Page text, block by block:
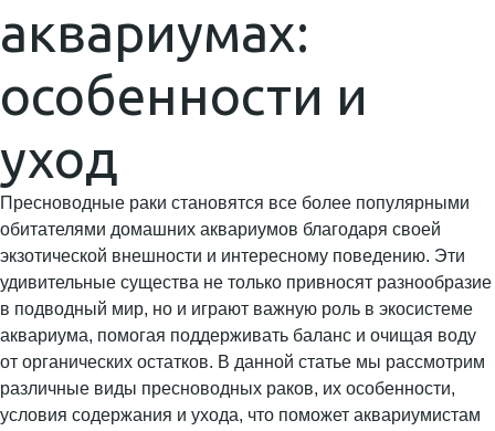
аквариумах:
особенности и
уход
Пресноводные раки становятся все более популярными
обитателями домашних аквариумов благодаря своей
экзотической внешности и интересному поведению. Эти
удивительные существа не только привносят разнообразие
в подводный мир, но и играют важную роль в экосистеме
аквариума, помогая поддерживать баланс и очищая воду
от органических остатков. В данной статье мы рассмотрим
различные виды пресноводных раков, их особенности,
условия содержания и ухода, что поможет аквариумистам